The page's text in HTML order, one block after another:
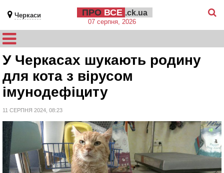
Черкаси ПРО ВСЕ .ck.ua
07 серпня, 2026
У Черкасах шукають родину
для кота з вірусом
імунодефіциту
11 СЕРПНЯ 2024, 08:23